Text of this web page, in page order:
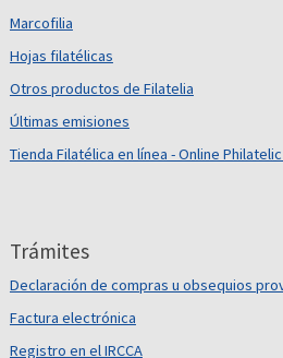
Marcofilia
Hojas filatélicas
Otros productos de Filatelia
Últimas emisiones
Tienda Filatélica en línea - Online
Trámites
Declaración de compras u obsequios
Factura electrónica
Registro en el IRCCA